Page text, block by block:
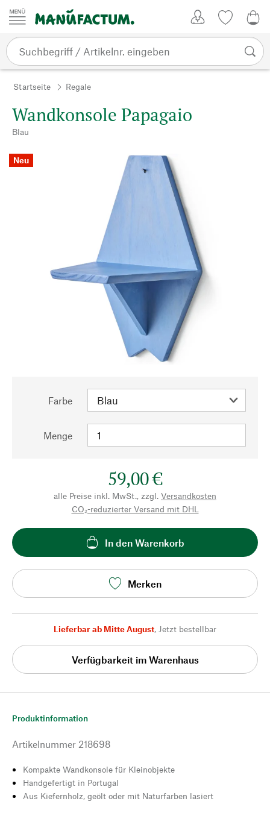
Zum Inhalt springen
Startseite Regale
Wandkonsole Papagaio
Blau
Neu
Farbe
Menge
59,00 €
alle Preise inkl. MwSt., zzgl. Versandkosten
CO₂-reduzierter Versand mit DHL
In den Warenkorb
Merken
Lieferbar ab Mitte August, Jetzt bestellbar
Verfügbarkeit im Warenhaus
Produktinformation
Artikelnummer 218698
Kompakte Wandkonsole für Kleinobjekte
Handgefertigt in Portugal
Aus Kiefernholz, geölt oder mit Naturfarben lasiert